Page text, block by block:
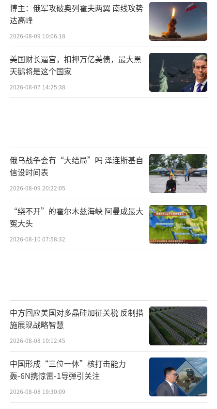
博主：俄军攻破奥列霍夫两翼 南线攻势
达高峰
2026-08-09 10:06:18
美国财长逼宫，扣押万亿美债，最大黑
天鹅将是这个国家
2026-08-07 14:25:38
俄乌战争会有“大结局”吗 泽连斯基自
信设时间表
2026-08-09 20:22:05
“绕不开”的霍尔木兹海峡 阿曼成最大
冤大头
2026-08-10 07:58:32
中方回应美国对多晶硅加征关税 反制措
施展现战略智慧
2026-08-08 10:12:45
中国形成“三位一体”核打击能力
轰-6N携惊雷-1导弹引关注
2026-08-08 19:30:09